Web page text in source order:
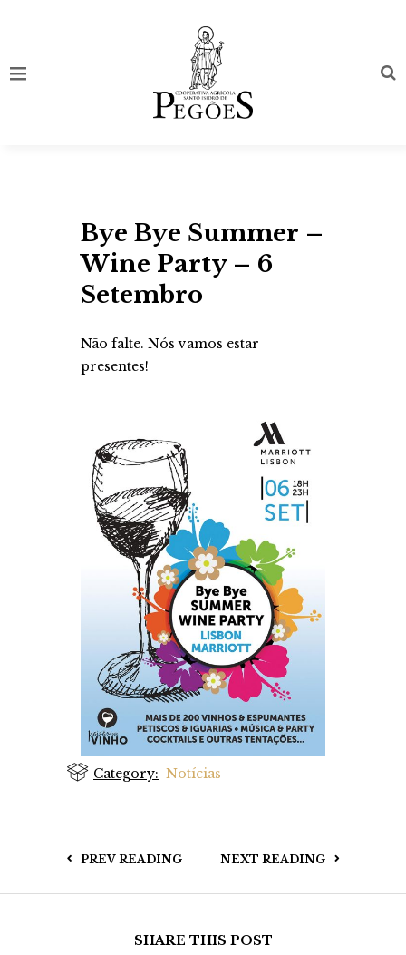
Bye Bye Summer –
Wine Party – 6
Setembro
Não falte. Nós vamos estar
presentes!
Category: Notícias
PREV READING NEXT READING
SHARE THIS POST